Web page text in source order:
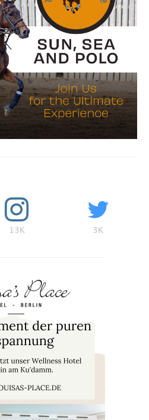
13K 3K